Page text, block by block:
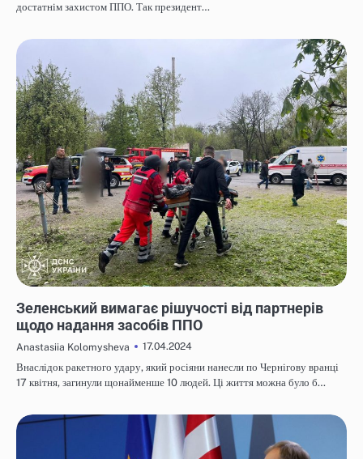
достатнім захистом ППО. Так президент…
Зеленський вимагає рішучості від партнерів
щодо надання засобів ППО
Anastasiia Kolomysheva
17.04.2024
Внаслідок ракетного удару, який росіяни нанесли по Чернігову вранці
17 квітня, загинули щонайменше 10 людей. Ці життя можна було б…